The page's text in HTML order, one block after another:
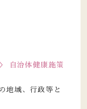
自治体健康施策
域、行政等と